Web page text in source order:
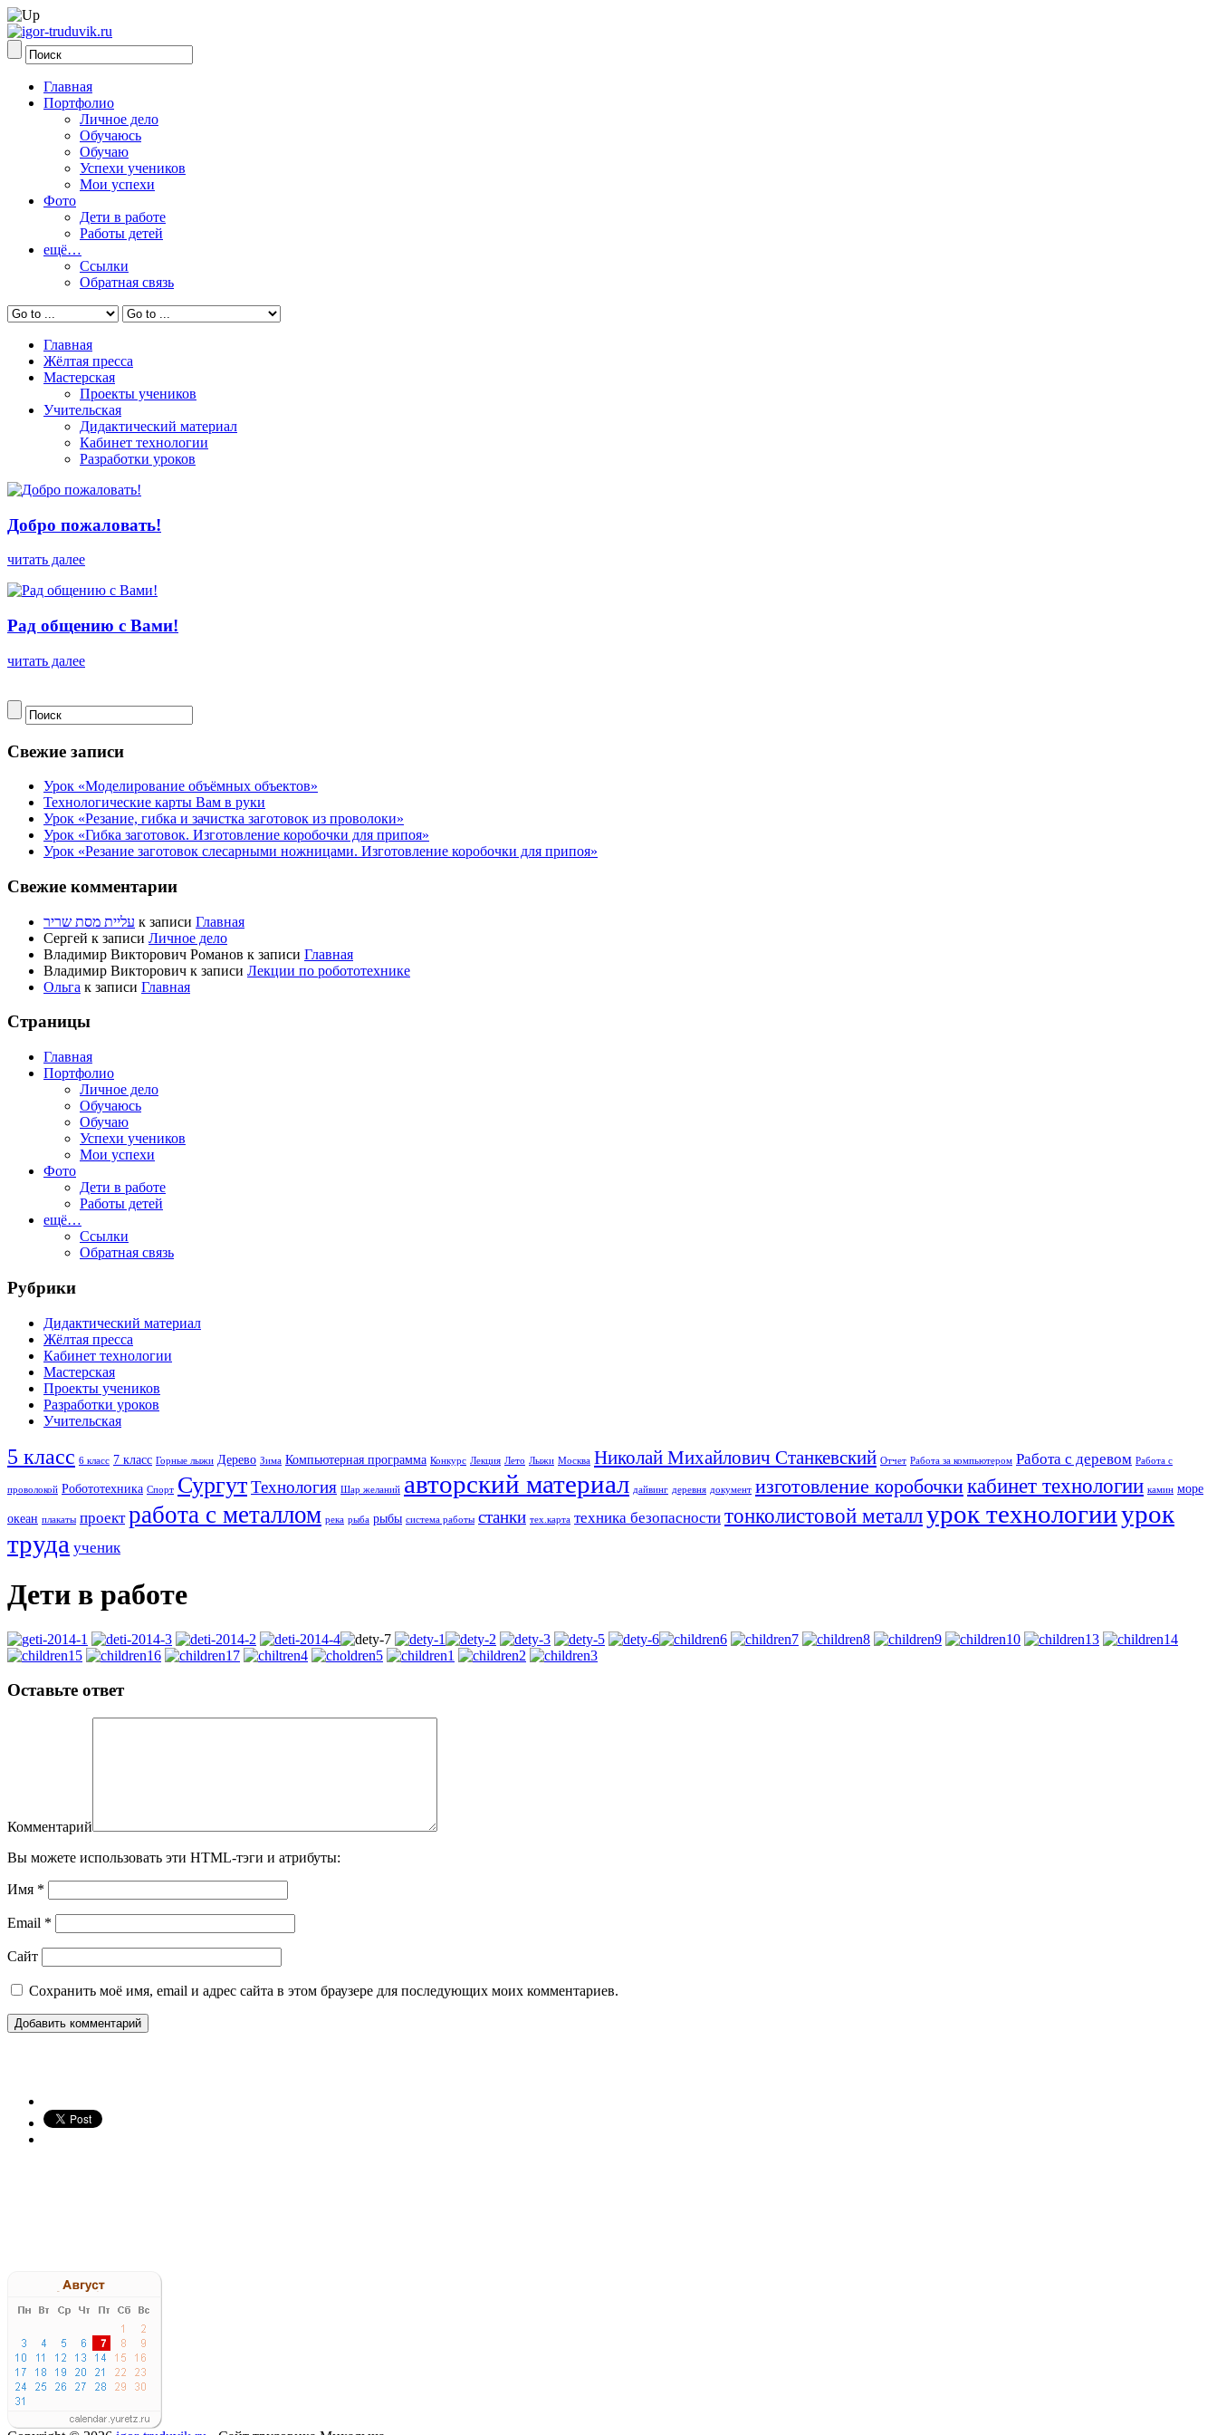
Главная
Портфолио
Личное дело
Обучаюсь
Обучаю
Успехи учеников
Мои успехи
Фото
Дети в работе
Работы детей
ещё…
Ссылки
Обратная связь
Главная
Жёлтая пресса
Мастерская
Проекты учеников
Учительская
Дидактический материал
Кабинет технологии
Разработки уроков
Добро пожаловать!
читать далее
Рад общению с Вами!
читать далее
Свежие записи
Урок «Моделирование объёмных объектов»
Технологические карты Вам в руки
Урок «Резание, гибка и зачистка заготовок из проволоки»
Урок «Гибка заготовок. Изготовление коробочки для припоя»
Урок «Резание заготовок слесарными ножницами. Изготовление коробочки для припоя»
Свежие комментарии
עליית מסת שריר к записи Главная
Сергей к записи Личное дело
Владимир Викторович Романов к записи Главная
Владимир Викторович к записи Лекции по робототехнике
Ольга к записи Главная
Страницы
Главная
Портфолио
Личное дело
Обучаюсь
Обучаю
Успехи учеников
Мои успехи
Фото
Дети в работе
Работы детей
ещё…
Ссылки
Обратная связь
Рубрики
Дидактический материал
Жёлтая пресса
Кабинет технологии
Мастерская
Проекты учеников
Разработки уроков
Учительская
5 класс 6 класс 7 класс Горные лыжи Дерево Зима Компьютерная программа Конкурс Лекция Лето Лыжи Москва Николай Михайлович Станкевский Отчет Работа за компьютером Работа с деревом Работа с
проволокой Робототехника Спорт СургутТехнология Шар желаний авторский материал дайвинг деревня документ изготовление коробочкикабинет технологии камин море
океан плакаты проект работа с металлом река рыба рыбы система работы станки тех.карта техника безопасности тонколистовой металлурок технологииурок
труда ученик
Дети в работе
Оставьте ответ
Комментарий
Вы можете использовать эти HTML-тэги и атрибуты:
Имя *
Email *
Сайт
Сохранить моё имя, email и адрес сайта в этом браузере для последующих моих комментариев.